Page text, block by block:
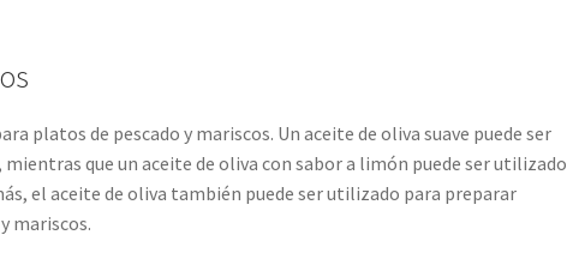
platos de pescado y mariscos. Un aceite de oliva suave puede ser
que un aceite de oliva con sabor a limón puede ser utilizado
el aceite de oliva también puede ser utilizado para preparar
mariscos.